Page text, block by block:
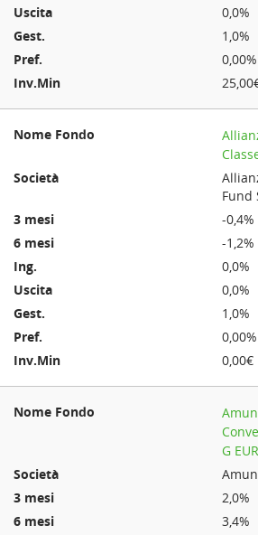
0,0%
1,0%
0,00%
Fund
-0,4%
-1,2%
0,0%
0,0%
1,0%
0,00%
0,00€
G
2,0%
3,4%